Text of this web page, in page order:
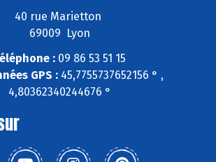
40 rue Marietton
69009 Lyon
: 09 86 53 51 15
GPS :45,7755737652156 ° ,
4,80362340244676 °